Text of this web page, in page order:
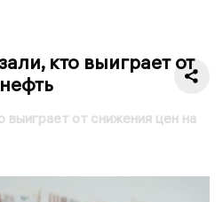
кто выиграет от
выиграет от снижения цен на